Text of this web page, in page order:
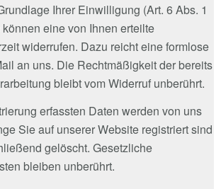
Ihrer Einwilligung (Art. 6 Abs. 1
eine von Ihnen erteilte
widerrufen. Dazu reicht eine formlose
an uns. Die Rechtmäßigkeit der bereits
bleibt vom Widerruf unberührt.
erfassten Daten werden von uns
Sie auf unserer Website registriert sind
gelöscht. Gesetzliche
bleiben unberührt.